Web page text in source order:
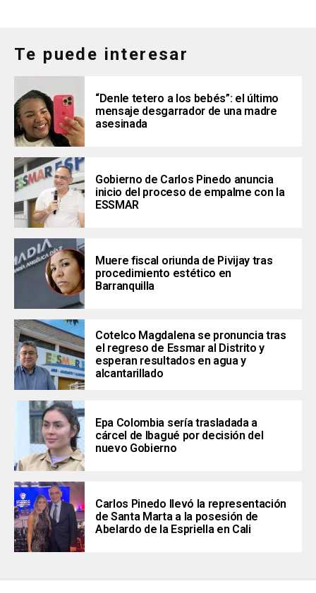
Te puede interesar
“Denle tetero a los bebés”: el último
mensaje desgarrador de una madre
asesinada
Gobierno de Carlos Pinedo anuncia
inicio del proceso de empalme con la
ESSMAR
Muere fiscal oriunda de Pivijay tras
procedimiento estético en
Barranquilla
Cotelco Magdalena se pronuncia tras
el regreso de Essmar al Distrito y
esperan resultados en agua y
alcantarillado
Epa Colombia sería trasladada a
cárcel de Ibagué por decisión del
nuevo Gobierno
Carlos Pinedo llevó la representación
de Santa Marta a la posesión de
Abelardo de la Espriella en Cali